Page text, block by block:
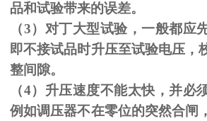
品和试验带来的误差。
（3）对丁大型试验，一般都应
即不接试品时升压至试验电压，
整间隙。
（4）升压速度不能太快，并必
例如调压器不在零位的突然合闸